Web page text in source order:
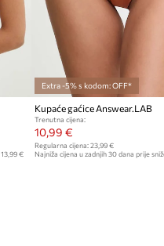
13,99 €
Extra -5% s kodom: OFF*
Kupaće gaćice Answear.LAB
Trenutna cijena:
10,99 €
Regularna cijena: 23,99 €
Najniža cijena u zadnjih 30 dana prije